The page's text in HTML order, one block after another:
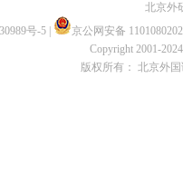
北京外
号-5
京公网安备
Copyright 2001-
版权所有： 北京外